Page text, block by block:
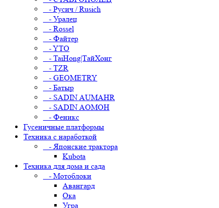
- Русич / Rusich
- Уралец
- Rossel
- Файтер
- YTO
- TaiHong|ТайХонг
- TZR
- GEOMETRY
- Батыр
- SADIN AUMAHR
- SADIN AOMOH
- Феникс
Гусеничные платформы
Техника с наработкой
- Японские трактора
Kubota
Техника для дома и сада
- Мотоблоки
Авангард
Ока
Угра